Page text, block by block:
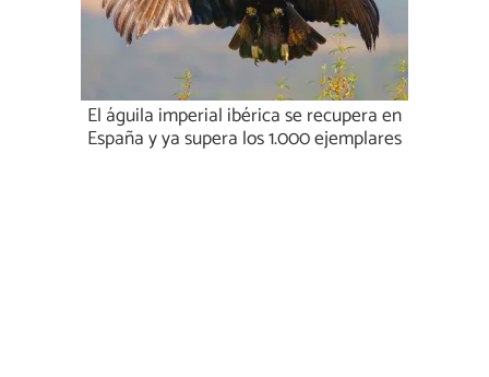
El águila imperial ibérica se recupera en
España y ya supera los 1.000 ejemplares